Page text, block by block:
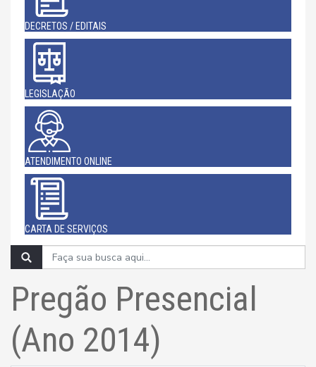
DECRETOS / EDITAIS
LEGISLAÇÃO
ATENDIMENTO ONLINE
CARTA DE SERVIÇOS
Pregão Presencial
(Ano 2014)